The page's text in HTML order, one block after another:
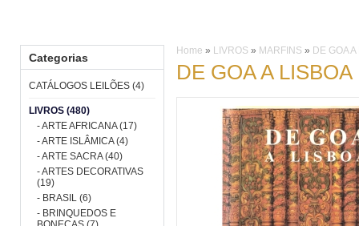
Categorias
CATÁLOGOS LEILÕES (4)
LIVROS (480)
- ARTE AFRICANA (17)
- ARTE ISLÂMICA (4)
- ARTE SACRA (40)
- ARTES DECORATIVAS
(19)
- BRASIL (6)
- BRINQUEDOS E
Home » LIVROS » MARFINS » DE GOA
DE GOA A LISBOA